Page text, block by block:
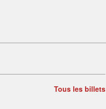
Tous les billets